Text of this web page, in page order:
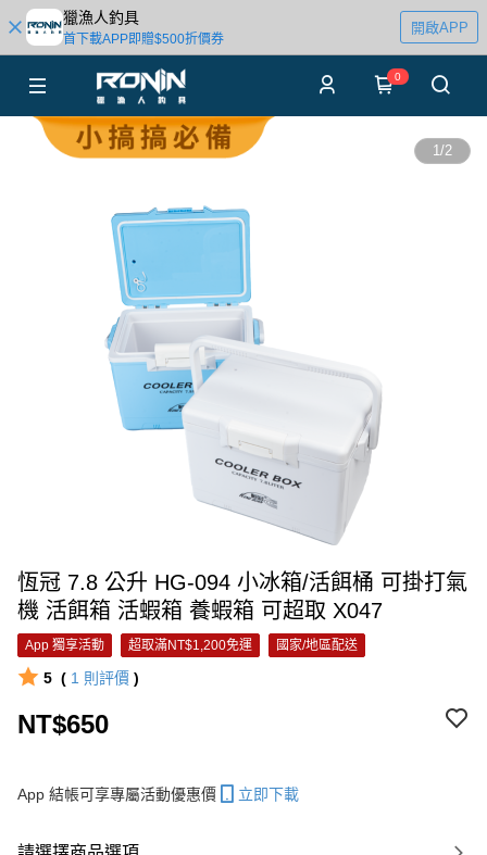
獵漁人釣具
首下載APP即贈$500折價券
開啟APP
0
1/2
恆冠 7.8 公升 HG-094 小冰箱/活餌桶 可掛打氣
機 活餌箱 活蝦箱 養蝦箱 可超取 X047
App 獨享活動 超取滿NT$1,200免運 國家/地區配送
5 ( 1 則評價 )
NT$650
App 結帳可享專屬活動優惠價 立即下載